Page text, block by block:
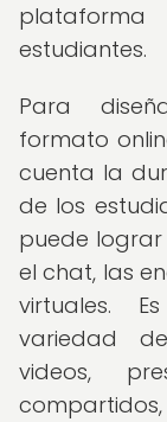
estudiantes.
Para
formato
cuenta la
de los
puede
el chat, las
virtuales.
variedad
videos,